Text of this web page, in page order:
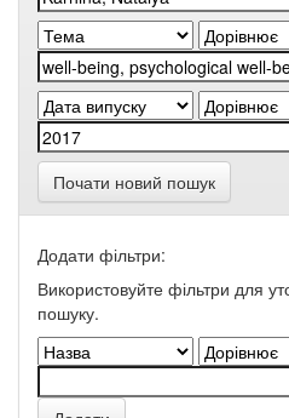
Почати новий пошук
Додати фільтри:
Використовуйте фільтри для
пошуку.